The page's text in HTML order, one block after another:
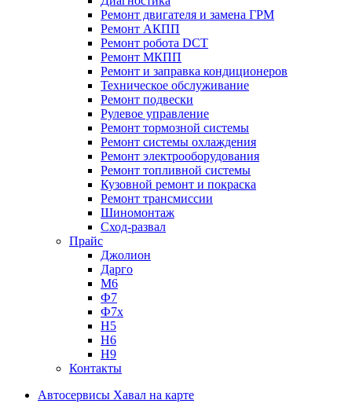
Ремонт двигателя и замена ГРМ
Ремонт АКПП
Ремонт робота DCT
Ремонт МКПП
Ремонт и заправка кондиционеров
Техническое обслуживание
Ремонт подвески
Рулевое управление
Ремонт тормозной системы
Ремонт системы охлаждения
Ремонт электрооборудования
Ремонт топливной системы
Кузовной ремонт и покраска
Ремонт трансмиссии
Шиномонтаж
Сход-развал
Прайс
Джолион
Дарго
М6
Ф7
Ф7х
Н5
Н6
Н9
Контакты
Автосервисы Хавал на карте